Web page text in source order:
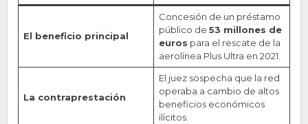
El beneficio principal
Concesión de un préstamo
público de 53 millones de
euros para el rescate de la
aerolínea Plus Ultra en 2021.
La contraprestación
El juez sospecha que la red
operaba a cambio de altos
beneficios económicos
ilícitos.